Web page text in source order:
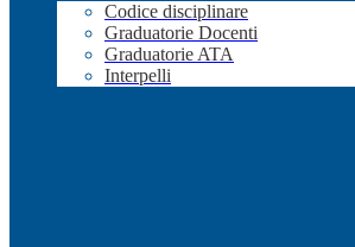
Codice disciplinare
Graduatorie Docenti
Graduatorie ATA
Interpelli